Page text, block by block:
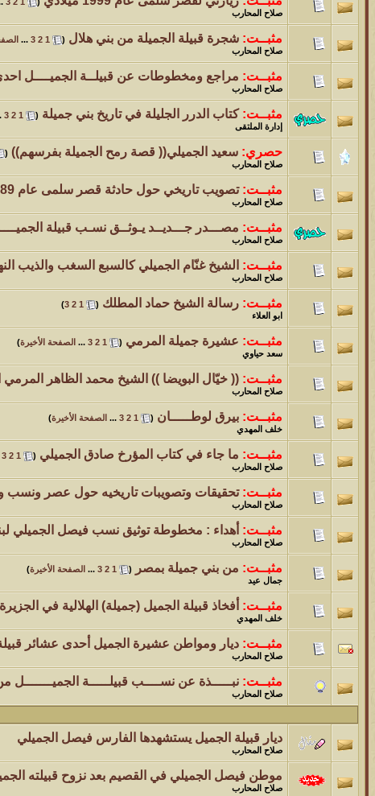
صلاح المحارب
مثبــت: شجرة قبيلة الجميلة من بني هلال (
1
2
3
...
صلاح المحارب
مثبــت: مراجع ومخطوطات عن قبيلــة الجميــــل
صلاح المحارب
مثبــت: كتاب الدرر الجليلة في تاريخ بني جميلة (
1
2
3
إدارة الملتقى
حصري: سعيد الجميلي(( قصة رمح الجميلة بفرسهم)) (
صلاح المحارب
مثبــت: تصويب تاريخي حول حادثة قصر سلمى عام 989 هجري
صلاح المحارب
مثبــت: مصـــدر جـــديــد يـوثــق نسـب قبيلة
صلاح المحارب
مثبــت: الشيخ غنّام الجميلي كالسبع السغب والذيب
صلاح المحارب
مثبــت: رسالة الشيخ حماد المطلك (
1
2
3
)
ابو العلاء
مثبــت: عشيرة جميلة المرمي (
1
2
3
... الصفحة الأخيرة)
سعد حياوي
مثبــت: (( خيّال البويضا )) الشيخ محمد الظاهر المرمي
صلاح المحارب
مثبــت: بيرق لوطـــــان (
1
2
3
... الصفحة الأخيرة)
خلف المهدي
مثبــت: ما جاء في كتاب المؤرخ صادق الجميلي (
1
2
3
صلاح المحارب
مثبــت: تحقيقات وتصويبات تاريخيه حول عصر ونسب
صلاح المحارب
مثبــت: أهداء : مخطوطة توثيق نسب فيصل الجميلي
صلاح المحارب
مثبــت: من بني جميلة بمصر (
1
2
3
... الصفحة الأخيرة)
جمال عيد
مثبــت: أفخاذ قبيلة الجميل (جميلة) الهلالية في
خلف المهدي
مثبــت: ديار ومواطن عشيرة الجميل أحدى عشائر قبيلة
صلاح المحارب
مثبــت: نبـــــذة عن نســــب قبيلـــــة الجميـــــــل
صلاح المحارب
ديار قبيلة الجميل يستشهدها الفارس فيصل الجميلي
صلاح المحارب
موطن فيصل الجميلي في القصيم بعد نزوح قبيلته
صلاح المحارب